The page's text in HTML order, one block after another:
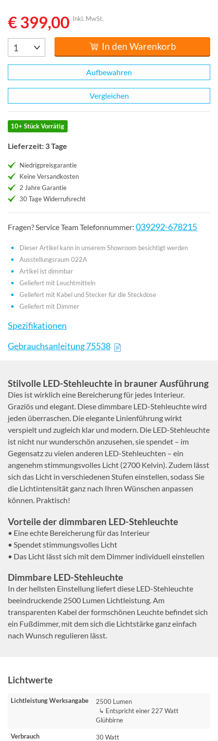
€ 399,00 Inkl. MwSt.
In den Warenkorb
Aufbewahren
Vergleichen
10+ Stück Vorrätig
Lieferzeit: 3 Tage
Niedrigpreisgarantie
Keine Versandkosten
2 Jahre Garantie
30 Tage Widerrufsrecht
Fragen? Service Team Telefonnummer: 039292-678215
Dieser Artikel kann in unserem Showroom besichtigt werden
Ausstellungsraum 022A
Artikel ist dimmbar
Geliefert mit Leuchtmitteln
Geliefert mit Kabel und Stecker für die Steckdose
Geliefert mit Dimmer
Spezifikationen
Gebrauchsanleitung 75538
Stilvolle LED-Stehleuchte in brauner Ausführung
Dies ist wirklich eine Bereicherung für jedes Interieur.
Graziös und elegant. Diese dimmbare LED-Stehleuchte wird
jeden überraschen. Die elegante Linienführung wirkt
verspielt und zugleich klar und modern. Die LED-Stehleuchte
ist nicht nur wunderschön anzusehen, sie spendet – im
Gegensatz zu vielen anderen LED-Stehleuchten – ein
angenehm stimmungsvolles Licht (2700 Kelvin). Zudem lässt
sich das Licht in verschiedenen Stufen einstellen, sodass Sie
die Lichtintensität ganz nach Ihren Wünschen anpassen
können. Praktisch!
Vorteile der dimmbaren LED-Stehleuchte
• Eine echte Bereicherung für das Interieur
• Spendet stimmungsvolles Licht
• Das Licht lässt sich mit dem Dimmer individuell einstellen
Dimm­bare LED-Stehleuchte
In der hellsten Einstellung liefert diese LED-Stehleuchte
beeindruckende 2500 Lumen Lichtleistung. Am
transparenten Kabel der formschönen Leuchte befindet sich
ein Fußdimmer, mit dem sich die Lichtstärke ganz einfach
nach Wunsch regulieren lässt.
Lichtwerte
Lichtleistung Werksangabe
2500 Lumen
↳ Entspricht einer 227 Watt
Glühbirne
Verbrauch 30 Watt